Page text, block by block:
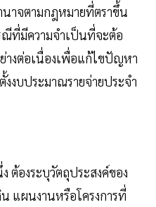
นาจตามกฎหมายที่ตราขึ้น
ณีที่มีความจําเป็นที่จะต้อ
างต่อเนื่องเพื่อแก้ไขปัญหา
งบประมาณรายจ่ายประจํา
ต้องระบุวัตถุประสงค์ของ
น แผนงานหรือโครงการที่